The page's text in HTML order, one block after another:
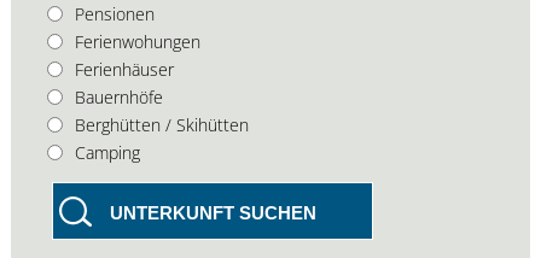
Pensionen
Ferienwohungen
Ferienhäuser
Bauernhöfe
Berghütten / Skihütten
Camping
UNTERKUNFT SUCHEN